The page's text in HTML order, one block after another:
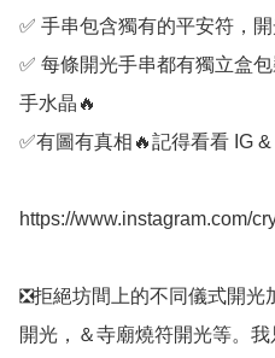
✅️ 手串包含獨有的平安符，
✅️ 每條開光手串都有獨立盒
手水晶🔥
✅️有圖有真相🔥記得看看 IG &
https://www.instagram.com/
❎️拒絕坊間上的不同儀式開
開光，＆寺廟燒符開光等。